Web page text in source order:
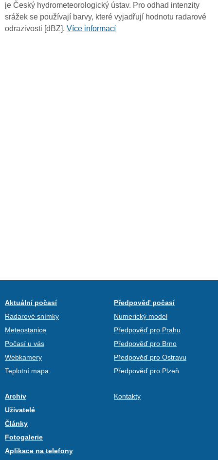
je Český hydrometeorologický ústav. Pro odhad intenzity
srážek se používají barvy, které vyjadřují hodnotu radarové
odrazivosti [dBZ]. Více informací
Aktuální počasí
Radarové snímky
Meteostanice
Počasí u vás
Webkamery
Teplotní mapa
Předpověď počasí
Numerický model
Předpověď pro Prahu
Předpověď pro Brno
Předpověď pro Ostravu
Předpověď pro Plzeň
Archiv
Uživatelé
Články
Fotogalerie
Aplikace na telefony
Kontakty